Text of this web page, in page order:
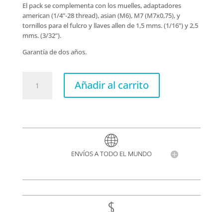
El pack se complementa con los muelles, adaptadores
american (1/4”-28 thread), asian (M6), M7 (M7x0,75), y
tornillos para el fulcro y llaves allen de 1,5 mms. (1/16”) y 2,5
mms. (3/32”).
Garantía de dos años.
Ultra
Añadir al carrito
ENVÍOS A TODO EL MUNDO